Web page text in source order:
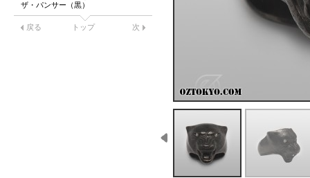
ザ・パンサー（黒）
戻る トップ 次